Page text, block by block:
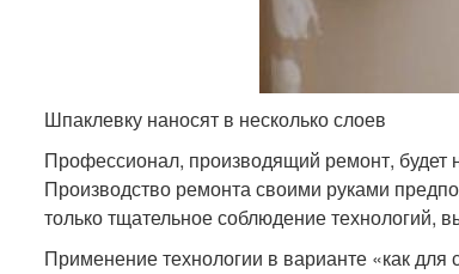
Шпаклевку наносят в несколько слоев
Профессионал, производящий ремонт, будет
Производство ремонта своими руками
только тщательное соблюдение технологий,
Применение технологии в варианте «как для